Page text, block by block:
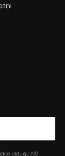
olduğu NG